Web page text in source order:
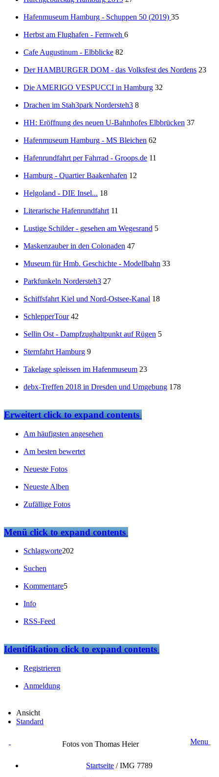
Hafenmuseum Hamburg - Schuppen 50 (2019) 35
Herbst am Flughafen - Fernweh 6
Cafe Augustinum - Elbblicke 82
Der HAMBURGER DOM - das Volksfest des Nordens 23
Die AMERIGO VESPUCCI in Hamburg 32
Drachen im Stah3park Nordersteh3 8
HH: Eröffnung des neuen U-Bahnhofes Elbbrücken 37
Hafenmuseum Hamburg - MS Bleichen 62
Hafenrundfahrt per Fahrrad - Groops.de 11
Hamburg - Quartier Baakenhafen 12
Helgoland - DIE Insel... 18
Literarische Hafenrundfahrt 11
Lustige Schilder - gesehen am Wegesrand 5
Maskenzauber in den Colonaden 47
Museum für Hmb. Geschichte - Modellbahn 33
Parkfunkeln Nordersteh3 27
Schiffsfahrt Kiel und Nord-Ostsee-Kanal 18
SchlepperTour 42
Sellin Ost - Dampfzughaltpunkt auf Rügen 5
Sternfahrt Hamburg 9
Takelage spleissen im Hafenmuseum 23
debx-Treffen 2018 in Dresden und Umgebung 178
Erweitertclick to expand contents
Am häufigsten angesehen
Am besten bewertet
Neueste Fotos
Neueste Alben
Zufällige Fotos
Menüclick to expand contents
Schlagworte202
Suchen
Kommentare5
Info
RSS-Feed
Identifikationclick to expand contents
Registrieren
Anmeldung
Ansicht
Standard
Fotos von Thomas Heier Menu
Startseite /IMG 7789